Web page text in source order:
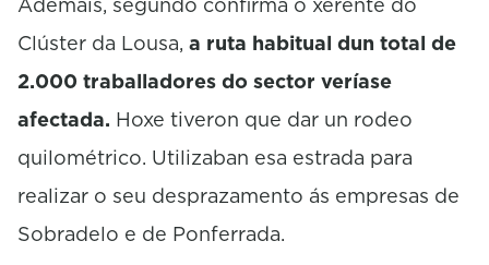
Clúster da Lousa, a ruta habitual dun total de
2.000 traballadores do sector veríase
afectada. Hoxe tiveron que dar un rodeo
quilométrico. Utilizaban esa estrada para
realizar o seu desprazamento ás empresas de
Sobradelo e de Ponferrada.